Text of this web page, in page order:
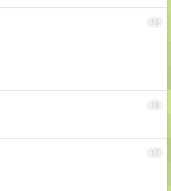
15
16
17